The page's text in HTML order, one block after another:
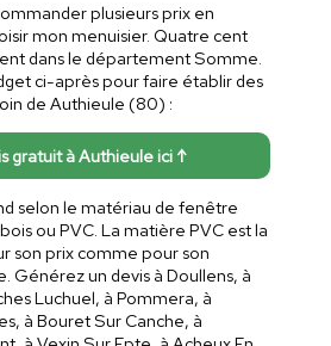
plusieurs prix en
mon menuisier. Quatre cent
dans le département Somme.
ci-après pour faire établir des
de Authieule (80) :
gratuit à Authieule ici ↑
selon le matériau de fenêtre
ou PVC. La matière PVC est la
son prix comme pour son
Générez un devis à Doullens, à
Luchuel, à Pommera, à
à Bouret Sur Canche, à